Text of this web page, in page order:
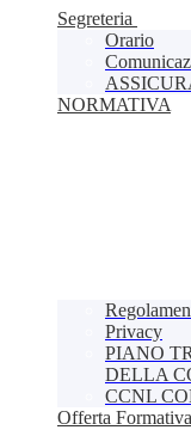
Segreteria
Orario
NORMATIVA
Privacy
PIANO
DELLA
CCNL
Offerta Formativa